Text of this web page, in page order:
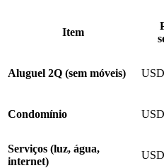
Item
Aluguel 2Q (sem móveis)
Condomínio
Serviços (luz, água,
internet)